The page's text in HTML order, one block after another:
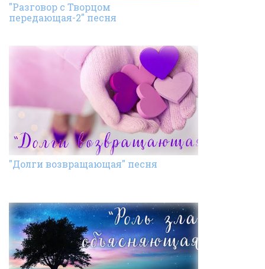
"Разговор с Творцом
передающая-2" песня
"Долги возвращающая" песня